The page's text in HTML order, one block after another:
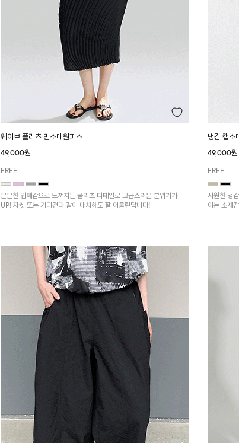
웨이브 플리츠 민소매원피스
49,000원
FREE
은은한 입체감으로 느껴지는 플리츠 디테일로 고급스러운 분위기가
UP! 자켓 또는 가디건과 같이 매치해도 잘 어울린답니다!
냉감 캡소
49,000원
FREE
시원한 냉
이는 소재